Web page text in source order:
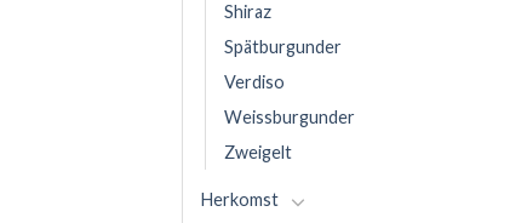
Shiraz
Spätburgunder
Verdiso
Weissburgunder
Zweigelt
Herkomst